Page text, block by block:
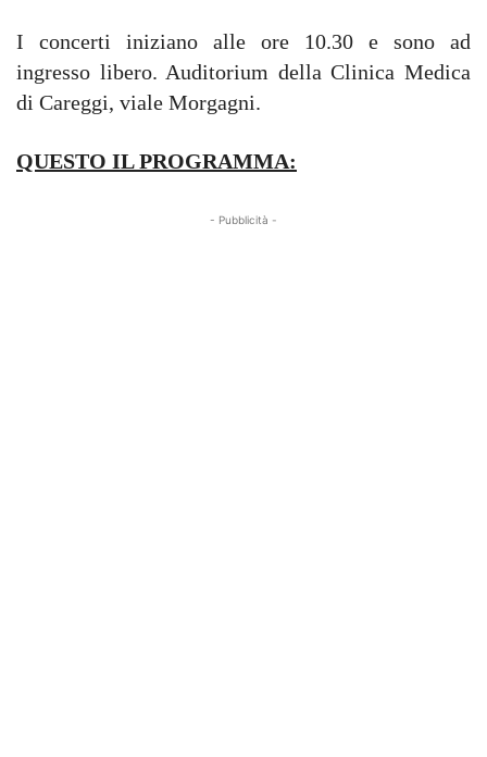
I concerti iniziano alle ore 10.30 e sono ad
ingresso libero. Auditorium della Clinica Medica
di Careggi, viale Morgagni.
QUESTO IL PROGRAMMA:
- Pubblicità -